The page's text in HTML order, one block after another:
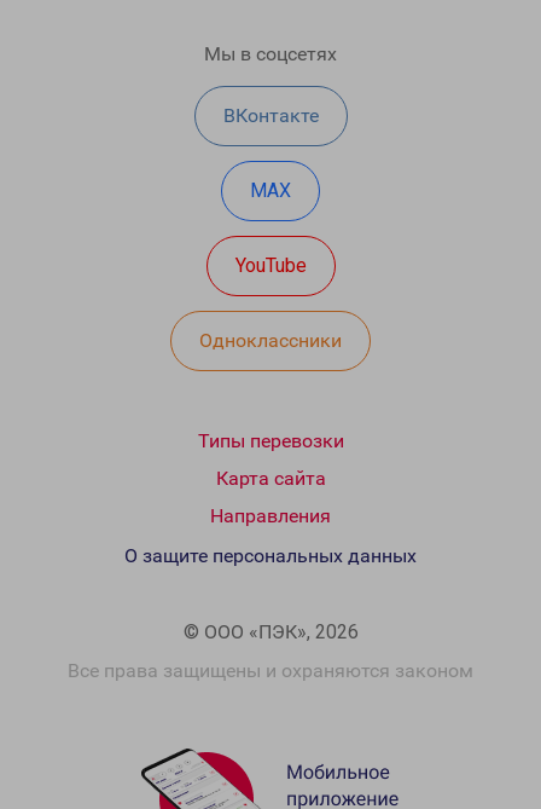
Мы в соцсетях
ВКонтакте
MAX
YouTube
Одноклассники
Типы перевозки
Карта сайта
Направления
© ООО «ПЭК», 2026
Все права защищены и охраняются законом
О защите персональных данных